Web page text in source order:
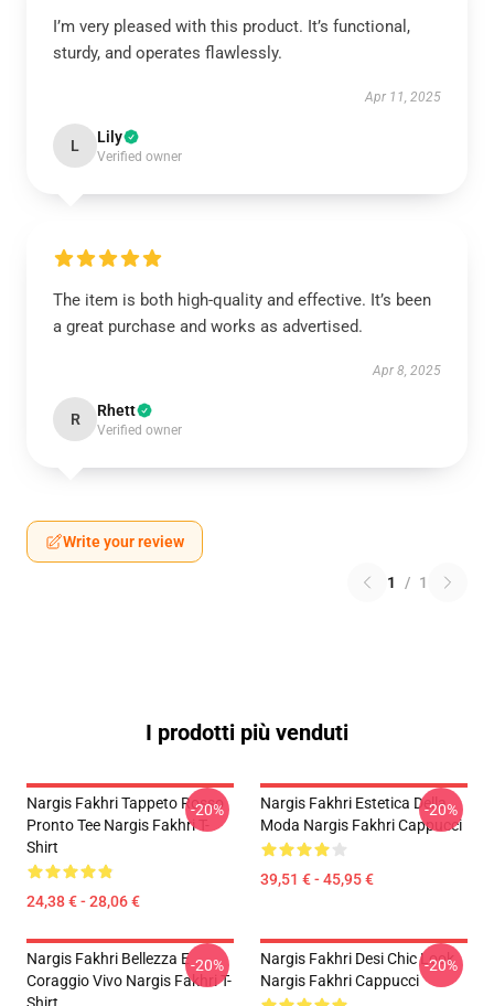
I’m very pleased with this product. It’s functional,
sturdy, and operates flawlessly.
Apr 11, 2025
L Lily
Verified owner
The item is both high-quality and effective. It’s been
a great purchase and works as advertised.
Apr 8, 2025
R Rhett
Verified owner
Write your review
1 / 1
I prodotti più venduti
Nargis Fakhri Tappeto Rosso
Pronto Tee Nargis Fakhri T-
Shirt
24,38 € - 28,06 €
-20%
Nargis Fakhri Estetica Della
Moda Nargis Fakhri Cappucci
39,51 € - 45,95 €
-20%
Nargis Fakhri Bellezza E
Coraggio Vivo Nargis Fakhri T-
-20%
Nargis Fakhri Desi Chic Look
Nargis Fakhri Cappucci
-20%